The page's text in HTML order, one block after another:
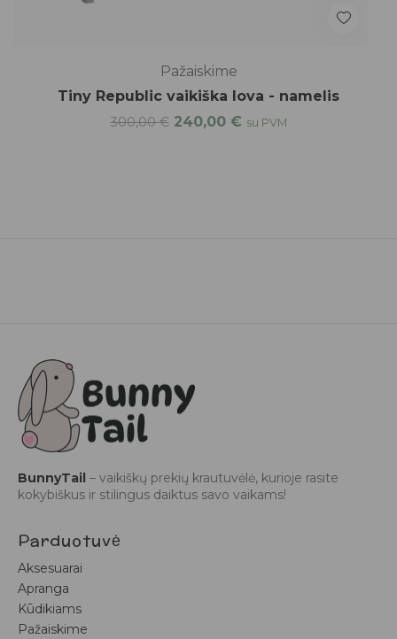
Pažaiskime
Tiny Republic vaikiška lova - namelis
300,00€ 240,00 € su PVM
BunnyTail – vaikiškų prekių krautuvėlė, kurioje rasite
kokybiškus ir stilingus daiktus savo vaikams!
Parduotuvė
Aksesuarai
Apranga
Kūdikiams
Pažaiskime